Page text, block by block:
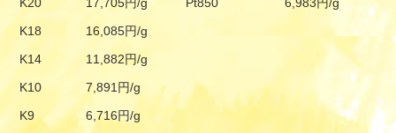
K18
16,085円/g
K14
11,882円/g
K10
7,891円/g
K9
6,716円/g